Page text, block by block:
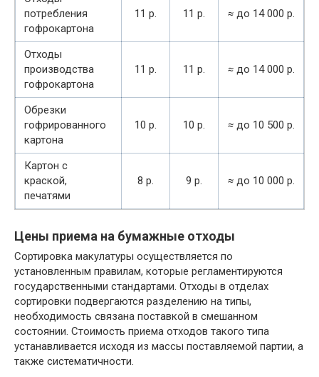
потребления
гофрокартона
11 р. 11 р. ≈ до 14 000 р.
Отходы
производства
гофрокартона
11 р. 11 р. ≈ до 14 000 р.
Обрезки
гофрированного
картона
10 р. 10 р. ≈ до 10 500 р.
Картон с
краской,
печатями
8 р. 9 р. ≈ до 10 000 р.
Цены приема на бумажные отходы
Сортировка макулатуры осуществляется по
установленным правилам, которые регламентируются
государственными стандартами. Отходы в отделах
сортировки подвергаются разделению на типы,
необходимость связана поставкой в смешанном
состоянии. Стоимость приема отходов такого типа
устанавливается исходя из массы поставляемой партии, а
также систематичности.